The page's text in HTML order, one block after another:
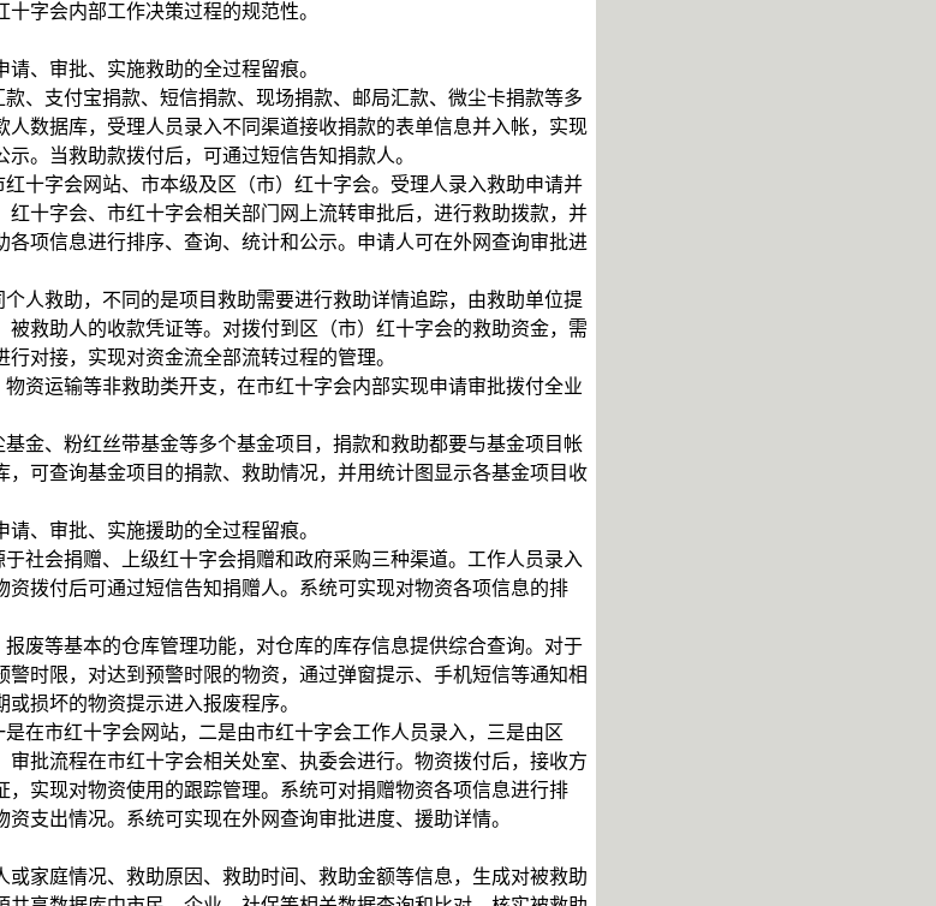
字会内部工作决策过程的规范性。
、审批、实施救助的全过程留痕。
、支付宝捐款、短信捐款、现场捐款、邮局汇款、微尘卡捐款等多
数据库，受理人员录入不同渠道接收捐款的表单信息并入帐，实现
。当救助款拨付后，可通过短信告知捐款人。
十字会网站、市本级及区（市）红十字会。受理人录入救助申请并
十字会、市红十字会相关部门网上流转审批后，进行救助拨款，并
项信息进行排序、查询、统计和公示。申请人可在外网查询审批进
人救助，不同的是项目救助需要进行救助详情追踪，由救助单位提
救助人的收款凭证等。对拨付到区（市）红十字会的救助资金，需
对接，实现对资金流全部流转过程的管理。
资运输等非救助类开支，在市红十字会内部实现申请审批拨付全业
金、粉红丝带基金等多个基金项目，捐款和救助都要与基金项目帐
，可查询基金项目的捐款、救助情况，并用统计图显示各基金项目收
、审批、实施援助的全过程留痕。
社会捐赠、上级红十字会捐赠和政府采购三种渠道。工作人员录入
拨付后可通过短信告知捐赠人。系统可实现对物资各项信息的排
废等基本的仓库管理功能，对仓库的库存信息提供综合查询。对于
时限，对达到预警时限的物资，通过弹窗提示、手机短信等通知相
损坏的物资提示进入报废程序。
在市红十字会网站，二是由市红十字会工作人员录入，三是由区
审批流程在市红十字会相关处室、执委会进行。物资拨付后，接收方
，实现对物资使用的跟踪管理。系统可对捐赠物资各项信息进行排
支出情况。系统可实现在外网查询审批进度、援助详情。
家庭情况、救助原因、救助时间、救助金额等信息，生成对被救助